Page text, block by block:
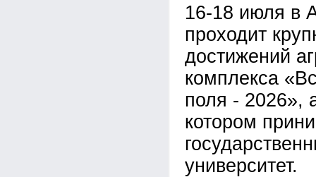
16-18 июля в
проходит
достижений
комплекса
поля - 2026»,
котором
университет.